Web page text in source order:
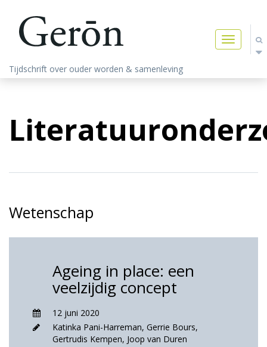
Toggle
navigation
Tijdschrift over ouder worden & samenleving
Wetenschap
Ageing in place: een
veelzijdig concept
12 juni 2020
Katinka Pani-Harreman, Gerrie Bours,
Gertrudis Kempen, Joop van Duren